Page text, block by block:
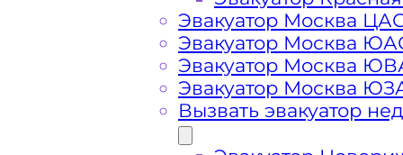
услуг
эвакуатора у
Эвакуатор Москва
Эвакуатор Москва
Эвакуатор Москва
Эвакуатор Москва
Вызвать эвакуатор